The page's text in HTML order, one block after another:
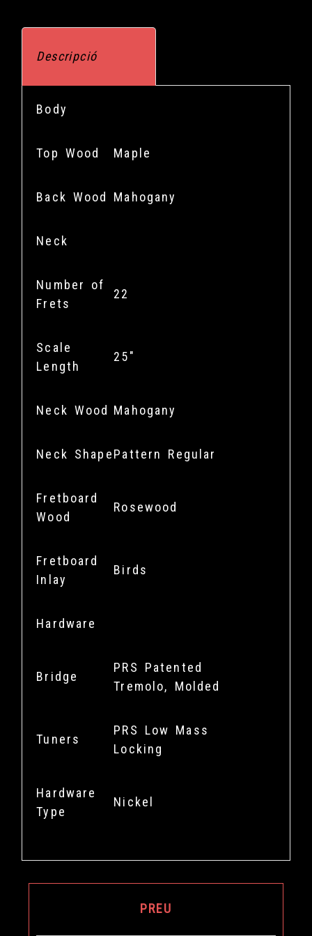
Descripció
Body
Top Wood Maple
Back Wood Mahogany
Neck
Number of
Frets
22
Scale
Length
25"
Neck Wood Mahogany
Neck ShapePattern Regular
Fretboard
Wood
Rosewood
Fretboard
Inlay
Birds
Hardware
Bridge
PRS Patented
Tremolo, Molded
Tuners
PRS Low Mass
Locking
Hardware
Type
Nickel
PREU